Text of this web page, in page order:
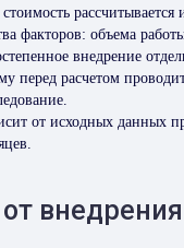
рассчитывается
факторов: объема
внедрение
перед расчетом
от исходных данных
внедрения